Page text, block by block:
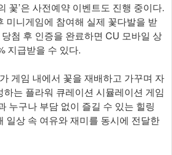
꽃’은 사전예약 이벤트도 진행 중이다.
미니게임에 참여해 실제 꽃다발을 받
첨 후 인증을 완료하면 CU 모바일 상
지급받을 수 있다.
게임 내에서 꽃을 재배하고 가꾸며 자
는 플라워 큐레이션 시뮬레이션 게임
누구나 부담 없이 즐길 수 있는 힐링
일상 속 여유와 재미를 동시에 전달한